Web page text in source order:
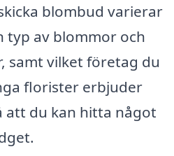
blombud varierar
typ av blommor och
samt vilket företag du
florister erbjuder
att du kan hitta något